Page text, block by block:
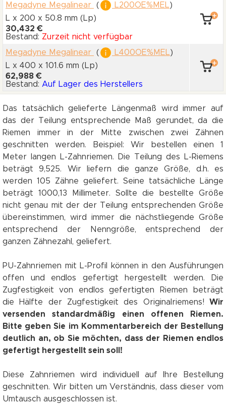
Megadyne Megalinear
( L200OE%MEL)
L x 200 x 50.8 mm (Lp)
30,432 €
Bestand: Zurzeit nicht verfügbar
Megadyne Megalinear
( L400OE%MEL)
L x 400 x 101.6 mm (Lp)
62,988 €
Bestand: Auf Lager des Herstellers
Das tatsächlich gelieferte Längenmaß wird immer auf
das der Teilung entsprechende Maß gerundet, da die
Riemen immer in der Mitte zwischen zwei Zähnen
geschnitten werden. Beispiel: Wir bestellen einen 1
Meter langen L-Zahnriemen. Die Teilung des L-Riemens
beträgt 9,525. Wir liefern die ganze Größe, d.h. es
werden 105 Zähne geliefert. Seine tatsächliche Länge
beträgt 1000,13 Millimeter. Sollte die bestellte Größe
nicht genau mit der der Teilung entsprechenden Größe
übereinstimmen, wird immer die nächstliegende Größe
entsprechend der Nenngröße, entsprechend der
ganzen Zähnezahl, geliefert.
PU-Zahnriemen mit L-Profil können in den Ausführungen
offen und endlos gefertigt hergestellt werden. Die
Zugfestigkeit von endlos gefertigten Riemen beträgt
die Hälfte der Zugfestigkeit des Originalriemens! Wir
versenden standardmäßig einen offenen Riemen.
Bitte geben Sie im Kommentarbereich der Bestellung
deutlich an, ob Sie möchten, dass der Riemen endlos
gefertigt hergestellt sein soll!
Diese Zahnriemen wird individuell auf Ihre Bestellung
geschnitten. Wir bitten um Verständnis, dass dieser vom
Umtausch ausgeschlossen ist.